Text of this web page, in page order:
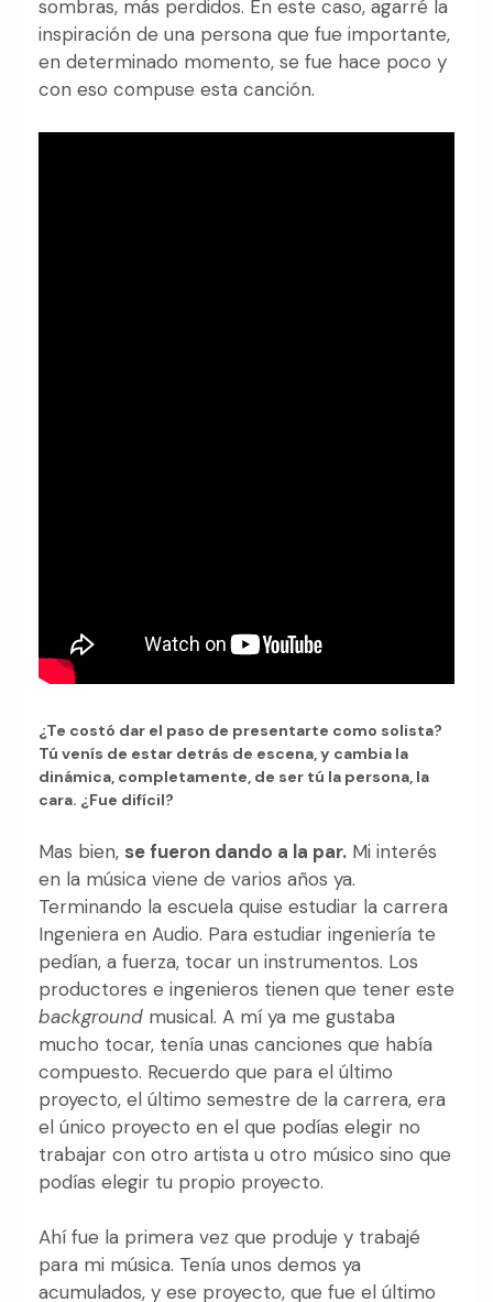
sombras, más perdidos. En este caso, agarré la
inspiración de una persona que fue importante,
en determinado momento, se fue hace poco y
con eso compuse esta canción.
¿Te costó dar el paso de presentarte como solista?
Tú venís de estar detrás de escena, y cambia la
dinámica, completamente, de ser tú la persona, la
cara. ¿Fue difícil?
Mas bien, se fueron dando a la par. Mi interés
en la música viene de varios años ya.
Terminando la escuela quise estudiar la carrera
Ingeniera en Audio. Para estudiar ingeniería te
pedían, a fuerza, tocar un instrumentos. Los
productores e ingenieros tienen que tener este
background musical. A mí ya me gustaba
mucho tocar, tenía unas canciones que había
compuesto. Recuerdo que para el último
proyecto, el último semestre de la carrera, era
el único proyecto en el que podías elegir no
trabajar con otro artista u otro músico sino que
podías elegir tu propio proyecto.
Ahí fue la primera vez que produje y trabajé
para mi música. Tenía unos demos ya
acumulados, y ese proyecto, que fue el último